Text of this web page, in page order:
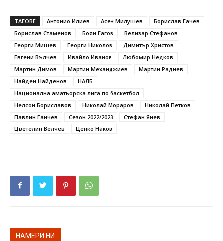
ТАГОВЕ Антонио Илиев Асен Милушев
Борислав Гачев
Борислав Стаменов
Боян Гагов
Велизар Стефанов
Георги Мишев
Георги Николов
Димитър Христов
Евгени Вълчев
Ивайло Иванов
Любомир Недков
Мартин Димов
Мартин Механджиев
Мартин Раднев
Найден Найденов
НАЛБ
Национална аматьорска лига по баскетбол
Нелсон Бориславов
Николай Мораров
Николай Петков
Павлин Ганчев
Сезон 2022/2023
Стефан Янев
Цветелин Велчев
Ценко Наков
НАМЕРИ НИ